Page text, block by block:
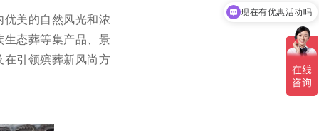
美的自然风光和浓
生态葬等集产品、景
在引领殡葬新风尚方
可以介绍下你们的产品么